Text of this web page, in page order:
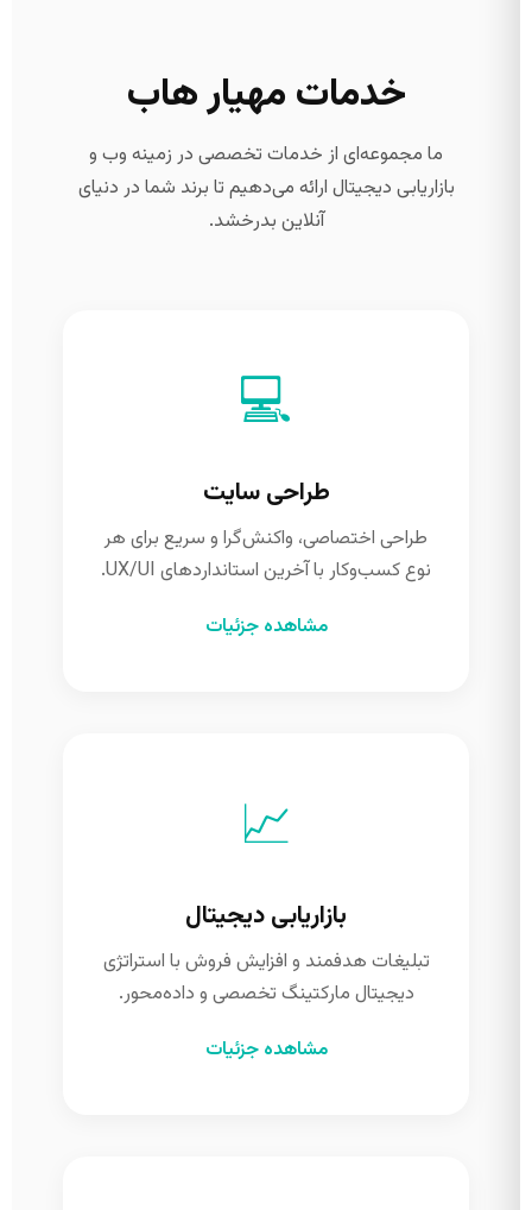
خدمات مهیار هاب
ما مجموعه‌ای از خدمات تخصصی در زمینه وب و
بازاریابی دیجیتال ارائه می‌دهیم تا برند شما در دنیای
آنلاین بدرخشد.
💻
طراحی سایت
طراحی اختصاصی، واکنش‌گرا و سریع برای هر
نوع کسب‌وکار با آخرین استانداردهای UX/UI.
مشاهده جزئیات
📈
بازاریابی دیجیتال
تبلیغات هدفمند و افزایش فروش با استراتژی
دیجیتال مارکتینگ تخصصی و داده‌محور.
مشاهده جزئیات